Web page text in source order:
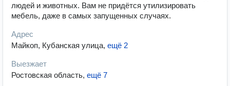
людей и животных. Вам не придётся утилизировать
мебель, даже в самых запущенных случаях.
Адрес
Майкоп, Кубанская улица, ещё 2
Выезжает
Ростовская область, ещё 7